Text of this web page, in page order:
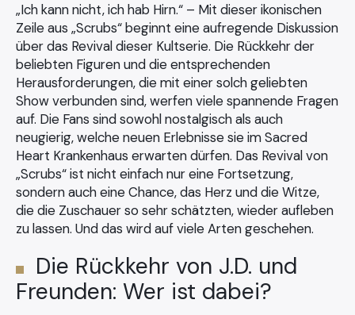
„Ich kann nicht, ich hab Hirn.“ – Mit dieser ikonischen
Zeile aus „Scrubs“ beginnt eine aufregende Diskussion
über das Revival dieser Kultserie. Die Rückkehr der
beliebten Figuren und die entsprechenden
Herausforderungen, die mit einer solch geliebten
Show verbunden sind, werfen viele spannende Fragen
auf. Die Fans sind sowohl nostalgisch als auch
neugierig, welche neuen Erlebnisse sie im Sacred
Heart Krankenhaus erwarten dürfen. Das Revival von
„Scrubs“ ist nicht einfach nur eine Fortsetzung,
sondern auch eine Chance, das Herz und die Witze,
die die Zuschauer so sehr schätzten, wieder aufleben
zu lassen. Und das wird auf viele Arten geschehen.
Die Rückkehr von J.D. und
Freunden: Wer ist dabei?